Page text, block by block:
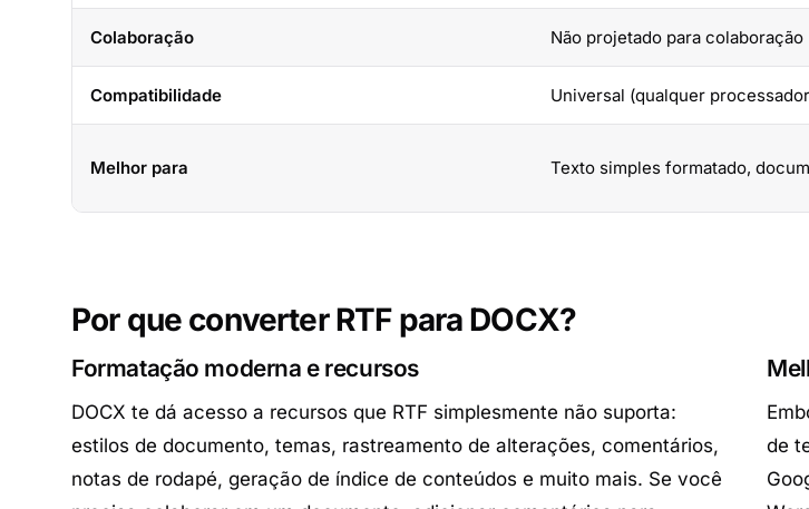
Colaboração Não projetado para colaboração
Compatibilidade Universal (qualquer
Melhor para Texto simples formatado,
Por que converter RTF para DOCX?
Formatação moderna e recursos
DOCX te dá acesso a recursos que RTF simplesmente não suporta:
estilos de documento, temas, rastreamento de alterações, comentários,
notas de rodapé, geração de índice de conteúdos e muito mais. Se você
de